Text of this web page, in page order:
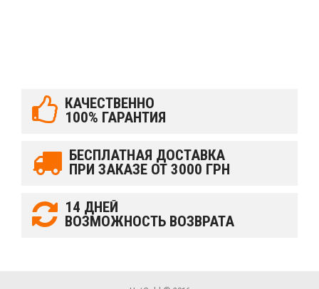
КАЧЕСТВЕННО
100% ГАРАНТИЯ
БЕСПЛАТНАЯ ДОСТАВКА
ПРИ ЗАКАЗЕ ОТ 3000 ГРН
14 ДНЕЙ
ВОЗМОЖНОСТЬ ВОЗВРАТА